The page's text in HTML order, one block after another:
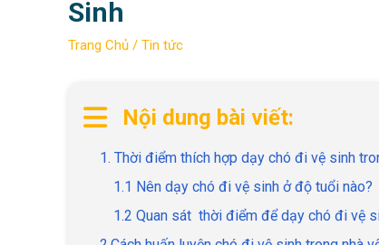
Sinh
Trang Chủ / Tin tức
Nội dung bài viết:
1. Thời điểm thích hợp dạy chó đi vệ sinh
1.1 Nên dạy chó đi vệ sinh ở độ tuổi nào?
1.2 Quan sát thời điểm để dạy chó đi vệ